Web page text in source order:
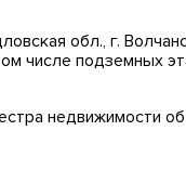
обл., г.
числе подземных
недвижимости